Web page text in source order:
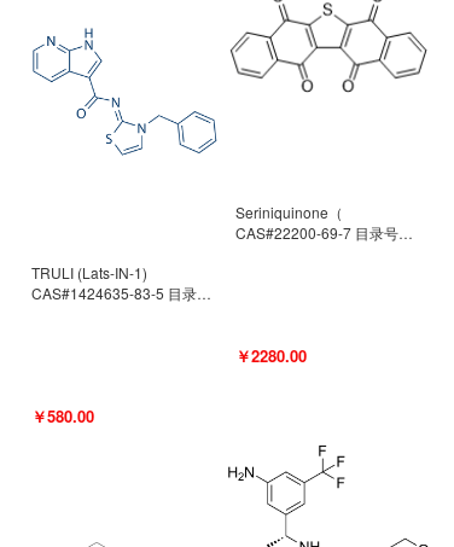
TRULI (Lats-IN-1)
CAS#1424635-83-5 目录号
￥580.00
Seriniquinone（
CAS#22200-69-7 目录号
￥2280.00